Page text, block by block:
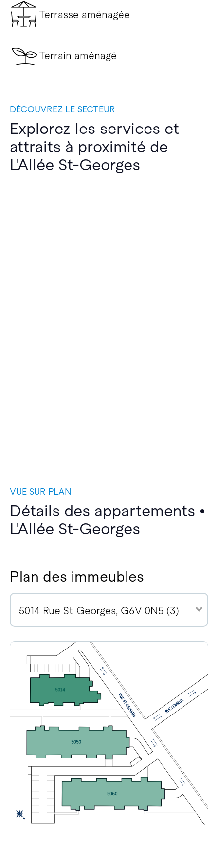
Terrasse aménagée
Terrain aménagé
DÉCOUVREZ LE SECTEUR
Explorez les services et
attraits à proximité de
L'Allée St-Georges
VUE SUR PLAN
Détails des appartements •
L'Allée St-Georges
Plan des immeubles
5014 Rue St-Georges, G6V 0N5 (3)